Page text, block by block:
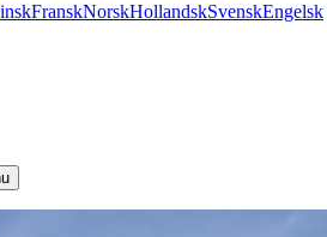
FranskNorskHollandskSvenskEngelsk